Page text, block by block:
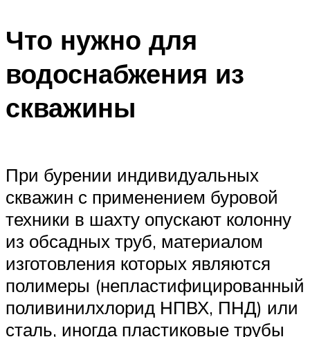
Что нужно для
водоснабжения из
скважины
При бурении индивидуальных
скважин с применением буровой
техники в шахту опускают колонну
из обсадных труб, материалом
изготовления которых являются
полимеры (непластифицированный
поливинилхлорид НПВХ, ПНД) или
сталь, иногда пластиковые трубы